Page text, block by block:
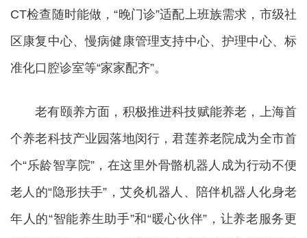
CT检查随时能做，“晚门诊”适配上班族需求，市级社
区康复中心、慢病健康管理支持中心、护理中心、标
准化口腔诊室等“家家配齐”。
老有颐养方面，积极推进科技赋能养老，上海首
个养老科技产业园落地闵行，君莲养老院成为全市首
个“乐龄智享院”，在这里外骨骼机器人成为行动不便
老人的“隐形扶手”，艾灸机器人、陪伴机器人化身老
年人的“智能养生助手”和“暖心伙伴”，让养老服务更